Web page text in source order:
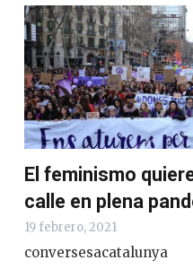
El feminismo
calle en plena
19 febrero, 2021
conversesacatalunya